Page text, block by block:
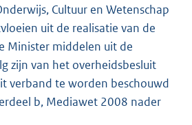
Cultuur en Wetenschap
uit de realisatie van de
Minister middelen uit de
zijn van het overheidsbesluit
verband te worden beschouwd
b, Mediawet 2008 nader